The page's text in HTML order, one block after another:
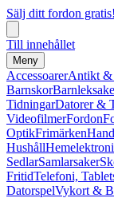
Sälj ditt fordon
Till innehållet
Meny
AccessoarerAntikt &
Barnskor
TidningarDatorer &
VideofilmerFordon
OptikFrimärken
Hushåll
SedlarSamlarsaker
FritidTelefoni,
DatorspelVykort &